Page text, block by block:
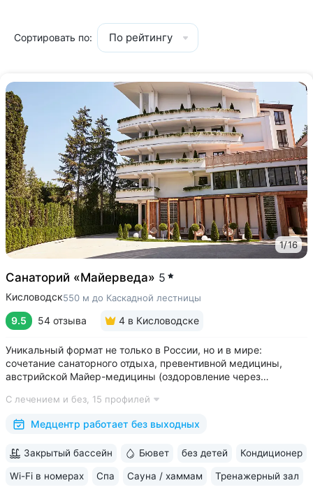
Сортировать по: По рейтингу
1/16
Санаторий «Майерведа» 5
Кисловодск550 м до Каскадной лестницы
9.5 54 отзыва 4 в Кисловодске
Уникальный формат не только в России, но и в мире:
сочетание санаторного отдыха, превентивной медицины,
австрийской Майер-медицины (оздоровление через
Победитель международной премии The World Luxury Awards.
Премия «Вояж» за лучший велнес-проект...
С лечением и без, 15 профилей
Медцентр работает без выходных
Закрытый бассейн Бювет без детей Кондиционер
Wi-Fi в номерах Спа Сауна / хаммам Тренажерный зал